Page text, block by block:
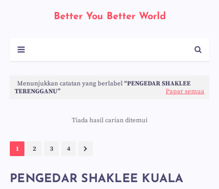
Better You Better World
Menunjukkan catatan yang berlabel PENGEDAR SHAKLEE
TERENGGANU
Papar semua
Tiada hasil carian ditemui
1 2 3 4
PENGEDAR SHAKLEE KUALA